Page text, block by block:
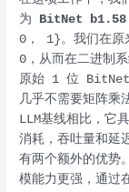
为 BitNet b1.58
0， 1}。我们在
0，从而在二进制
原始 1 位 BitNet
几乎不需要矩阵乘
LLM基线相比，它
消耗，吞吐量和
有两个额外的优势
模能力更强，通过